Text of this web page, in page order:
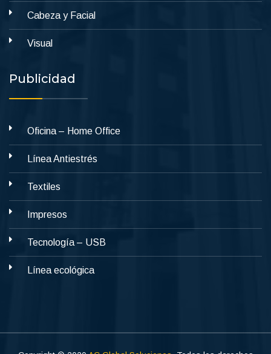
Cabeza y Facial
Visual
Publicidad
Oficina – Home Office
Línea Antiestrés
Textiles
Impresos
Tecnología – USB
Línea ecológica